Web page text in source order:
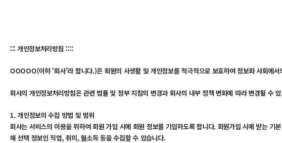
::: 개인정보처리방침 ::::
OOOOO(이하 '회사'라 합니다.)은 회원의 사생활 및 개인정보를 적극적으로 보호하여 정보화 사회에
회사의 개인정보처리방침은 관련 법률 및 정부 지침의 변경과 회사의 내부 정책 변화에 따라 변경될 수
1. 개인정보의 수집 방법 및 범위
회사는 서비스의 이용을 위하여 회원 가입 시에 회원 정보를 기입하도록 합니다. 회원가입 시에 받는
해 선택 정보인 직업, 취미, 월소득 등을 수집할 수 있습니다.